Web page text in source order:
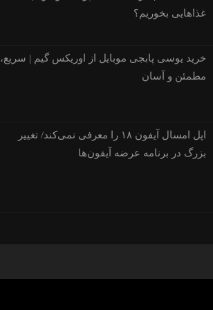
غذاهایی بخوریم؟
خرید یوسی پابجی موبایل از اوریکس گیم | سریع،
مطمئن و آسان
اپل امسال آیفون ۱۸ را معرفی نمی‌کند/ تغییر
بزرگ در برنامه عرضه آیفون‌ها